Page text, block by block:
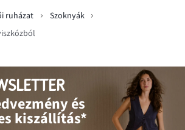
ruházat
Szoknyák
és
kiszállítás*